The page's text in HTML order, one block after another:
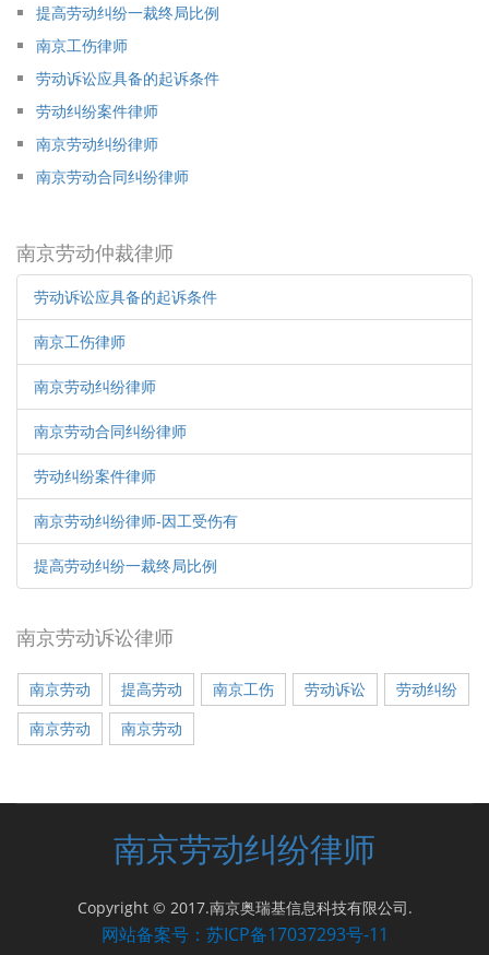
提高劳动纠纷一裁终局比例
南京工伤律师
劳动诉讼应具备的起诉条件
劳动纠纷案件律师
南京劳动纠纷律师
南京劳动合同纠纷律师
南京劳动仲裁律师
劳动诉讼应具备的起诉条件
南京工伤律师
南京劳动纠纷律师
南京劳动合同纠纷律师
劳动纠纷案件律师
南京劳动纠纷律师-因工受伤有
提高劳动纠纷一裁终局比例
南京劳动诉讼律师
南京劳动 提高劳动 南京工伤 劳动诉讼
劳动纠纷
南京劳动
南京劳动
南京劳动纠纷律师
Copyright © 2017.南京奥瑞基信息科技有限公司.
网站备案号：苏ICP备17037293号-11